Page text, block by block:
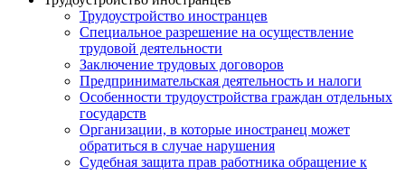
Трудоустройство иностранцев
Специальное разрешение на осуществление
трудовой деятельности
Заключение трудовых договоров
Предпринимательская деятельность и налоги
Особенности трудоустройства граждан отдельных
государств
Организации, в которые иностранец может
обратиться в случае нарушения
Судебная защита прав работника обращение к